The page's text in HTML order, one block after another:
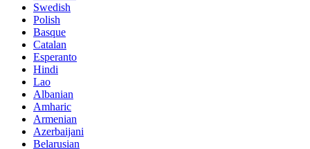
Swedish
Polish
Basque
Catalan
Esperanto
Hindi
Lao
Albanian
Amharic
Armenian
Azerbaijani
Belarusian